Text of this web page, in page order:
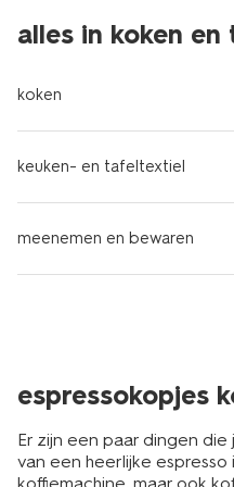
alles in koken en
koken
keuken- en tafeltextiel
meenemen en bewaren
espressokopjes
Er zijn een paar dingen
van een heerlijke